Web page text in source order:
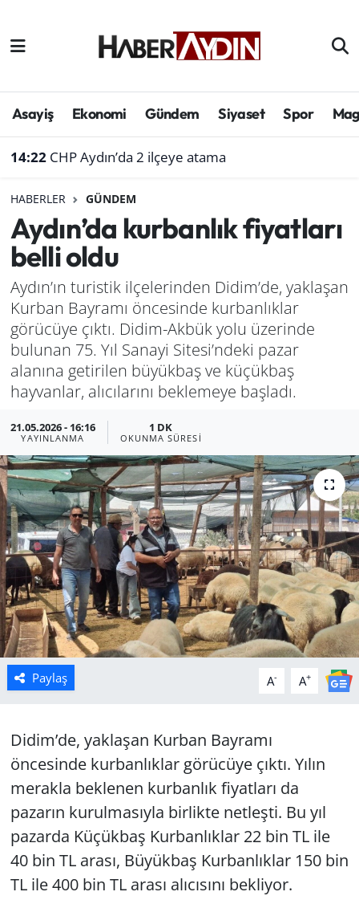
Asayiş Ekonomi Gündem Siyaset Spor
14:22 CHP Aydın’da 2 ilçeye atama
HABERLER GÜNDEM
Aydın’da kurbanlık fiyatları
belli oldu
Aydın’ın turistik ilçelerinden Didim’de, yaklaşan
Kurban Bayramı öncesinde kurbanlıklar
görücüye çıktı. Didim-Akbük yolu üzerinde
bulunan 75. Yıl Sanayi Sitesi’ndeki pazar
alanına getirilen büyükbaş ve küçükbaş
hayvanlar, alıcılarını beklemeye başladı.
21.05.2026 - 16:16
YAYINLANMA
1 DK
OKUNMA SÜRESI
Paylaş A- A+
Didim’de, yaklaşan Kurban Bayramı
öncesinde kurbanlıklar görücüye çıktı. Yılın
merakla beklenen kurbanlık fiyatları da
pazarın kurulmasıyla birlikte netleşti. Bu yıl
pazarda Küçükbaş Kurbanlıklar 22 bin TL ile
40 bin TL arası, Büyükbaş Kurbanlıklar 150 bin
TL ile 400 bin TL arası alıcısını bekliyor.
Afyonkarahisar
Çevre
Genel
Haber
Izmir
Kütahya
Manisa
Muğla
Politika
Uşak
Aydın Hava Durumu
Süper Lig Puan Durumu ve Fikstür
Son Dakika Haberleri
Haber Arşivi